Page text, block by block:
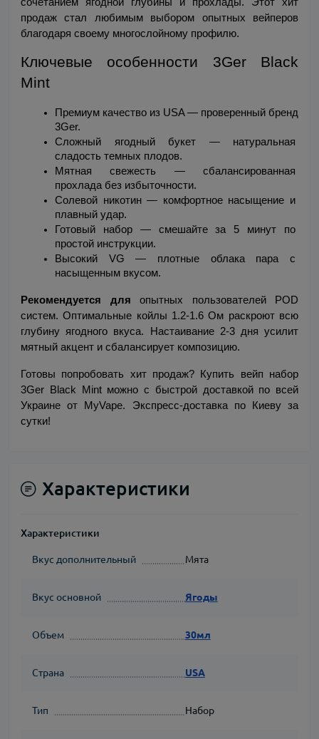
продаж стал любимым выбором опытных вейперов
благодаря своему многослойному профилю.
Ключевые особенности 3Ger Black
Mint
Премиум качество из USA — проверенный бренд
3Ger.
Сложный ягодный букет — натуральная
сладость темных плодов.
Мятная свежесть — сбалансированная
прохлада без избыточности.
Солевой никотин — комфортное насыщение и
плавный удар.
Готовый набор — смешайте за 5 минут по
простой инструкции.
Высокий VG — плотные облака пара с
насыщенным вкусом.
Рекомендуется для опытных пользователей POD
систем. Оптимальные койлы 1.2-1.6 Ом раскроют всю
глубину ягодного вкуса. Настаивание 2-3 дня усилит
мятный акцент и сбалансирует композицию.
Готовы попробовать хит продаж? Купить вейп набор
3Ger Black Mint можно с быстрой доставкой по всей
Украине от MyVape. Экспресс-доставка по Киеву за
сутки!
Характеристики
Характеристики
Вкус дополнительный Мята
Вкус основной Ягоды
Объем 30мл
Страна USA
Тип Набор